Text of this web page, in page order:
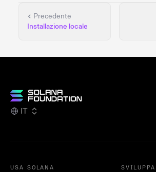
Precedente
Installazione locale
IT
USA SOLANA SVILUPPA